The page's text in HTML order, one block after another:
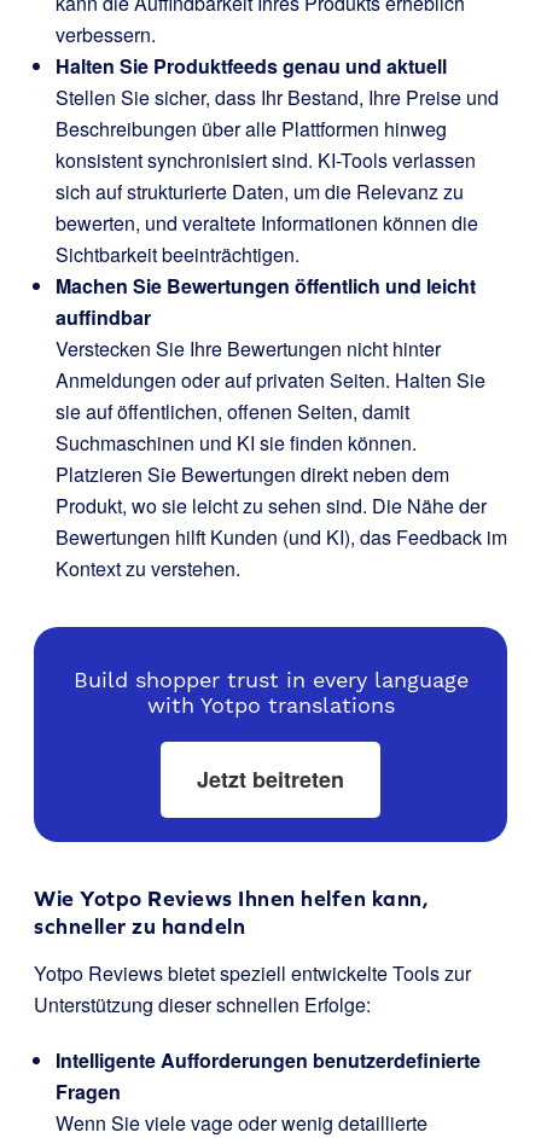
verbessern.
Halten Sie Produktfeeds genau und aktuell
Stellen Sie sicher, dass Ihr Bestand, Ihre Preise und
Beschreibungen über alle Plattformen hinweg
konsistent synchronisiert sind. KI-Tools verlassen
sich auf strukturierte Daten, um die Relevanz zu
bewerten, und veraltete Informationen können die
Sichtbarkeit beeinträchtigen.
Machen Sie Bewertungen öffentlich und leicht
auffindbar
Verstecken Sie Ihre Bewertungen nicht hinter
Anmeldungen oder auf privaten Seiten. Halten Sie
sie auf öffentlichen, offenen Seiten, damit
Suchmaschinen und KI sie finden können.
Platzieren Sie Bewertungen direkt neben dem
Produkt, wo sie leicht zu sehen sind. Die Nähe der
Bewertungen hilft Kunden (und KI), das Feedback im
Kontext zu verstehen.
Build shopper trust in every language
with Yotpo translations
Jetzt beitreten
Wie Yotpo Reviews Ihnen helfen kann,
schneller zu handeln
Yotpo Reviews bietet speziell entwickelte Tools zur
Unterstützung dieser schnellen Erfolge:
Intelligente Aufforderungen benutzerdefinierte
Fragen
Wenn Sie viele vage oder wenig detaillierte